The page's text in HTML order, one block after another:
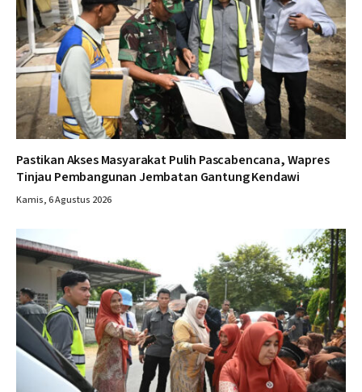
Pastikan Akses Masyarakat Pulih Pascabencana, Wapres
Tinjau Pembangunan Jembatan Gantung Kendawi
Kamis, 6 Agustus 2026